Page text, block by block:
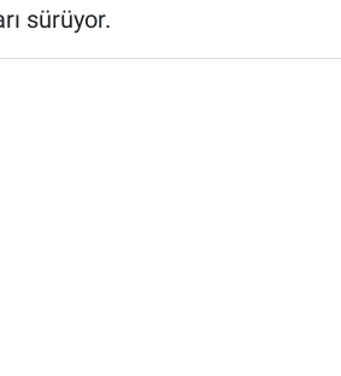
sürüyor.